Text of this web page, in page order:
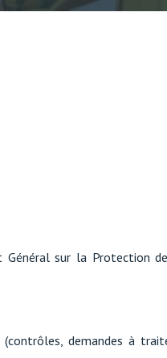
sur la Protection
demandes à